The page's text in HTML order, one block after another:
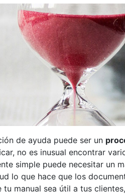
de ayuda puede ser un
no es inusual encontrar
simple puede necesitar un
lo que hace que los
tu manual sea útil a tus